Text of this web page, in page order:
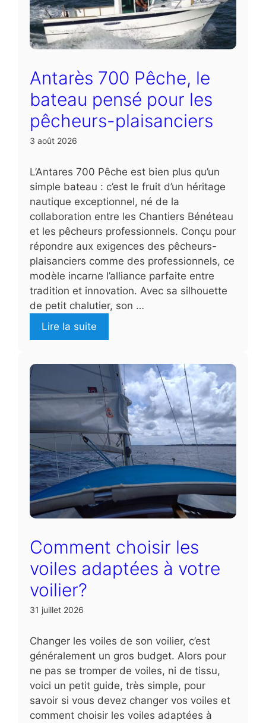
Antarès 700 Pêche, le
bateau pensé pour les
pêcheurs-plaisanciers
3 août 2026
L’Antares 700 Pêche est bien plus qu’un
simple bateau : c’est le fruit d’un héritage
nautique exceptionnel, né de la
collaboration entre les Chantiers Bénéteau
et les pêcheurs professionnels. Conçu pour
répondre aux exigences des pêcheurs-
plaisanciers comme des professionnels, ce
modèle incarne l’alliance parfaite entre
tradition et innovation. Avec sa silhouette
de petit chalutier, son …
Lire la suite
Comment choisir les
voiles adaptées à votre
voilier?
31 juillet 2026
Changer les voiles de son voilier, c’est
généralement un gros budget. Alors pour
ne pas se tromper de voiles, ni de tissu,
voici un petit guide, très simple, pour
savoir si vous devez changer vos voiles et
comment choisir les voiles adaptées à